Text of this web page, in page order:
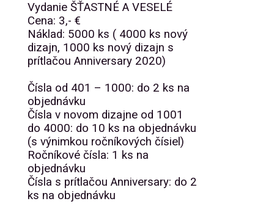
Vydanie ŠŤASTNÉ A VESELÉ
Cena: 3,- €
Náklad: 5000 ks ( 4000 ks nový
dizajn, 1000 ks nový dizajn s
prítlačou Anniversary 2020)
Čísla od 401 – 1000: do 2 ks na
objednávku
Čísla v novom dizajne od 1001
do 4000: do 10 ks na objednávku
(s výnimkou ročníkových čísiel)
Ročníkové čísla: 1 ks na
objednávku
Čísla s prítlačou Anniversary: do 2
ks na objednávku